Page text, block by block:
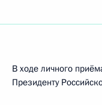
В ходе личного
Президенту